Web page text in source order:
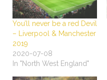
You’ll never be a red Devil
– Liverpool & Manchester
2019
2020-07-08
In "North West England"